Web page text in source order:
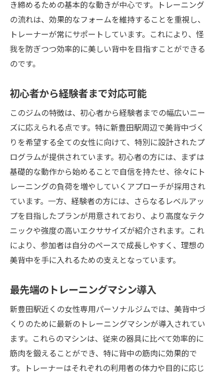
き締めるための基本的な動きが中心です。トレーニング
の流れは、効果的なフォームを維持することを重視し、
トレーナーが常にサポートしています。これにより、怪
我を防ぎつつ効率的に美しい背中を目指すことができる
のです。
初心者から経験者まで対応可能
このジムの特徴は、初心者から経験者までの幅広いニー
ズに応えられる点です。特に新豊田駅周辺で美背中づく
りを希望する全ての女性に向けて、特別に設計されたプ
ログラムが提供されています。初心者の方には、まずは
基礎的な動作から始めることで自信を持たせ、徐々にト
レーニングの負荷を増やしていくアプローチが採用され
ています。一方、経験者の方には、さらなるレベルアッ
プを目指したプランが用意されており、より高度なテク
ニックや強度の高いエクササイズが紹介されます。これ
により、参加者は自分のペースで成長しやすく、理想の
美背中を手に入れるための支えとなっています。
最先端のトレーニングマシン導入
新豊田駅近くの女性専用パーソナルジムでは、美背中づ
くりのために最新のトレーニングマシンが導入されてい
ます。これらのマシンは、従来の器具に比べて効率的に
筋肉を鍛えることができ、特に背中の筋肉に効果的で
す。トレーナーはそれぞれの利用者の体力や目的に応じ